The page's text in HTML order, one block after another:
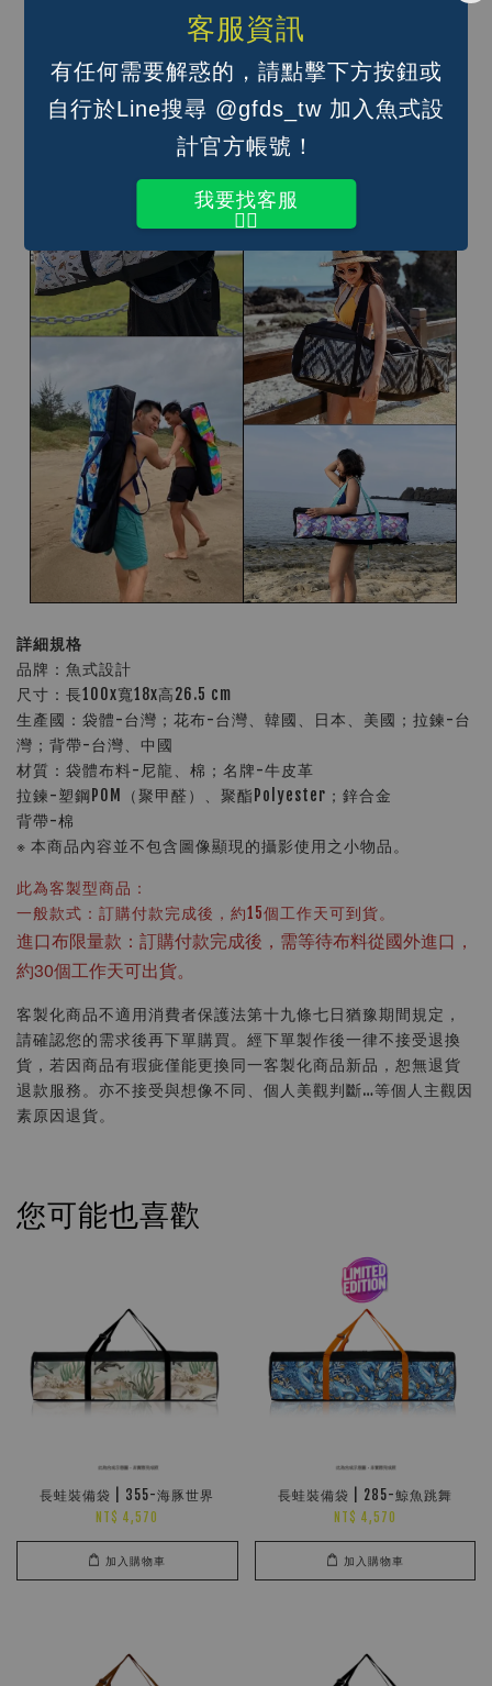
客服資訊
有任何需要解惑的，請點擊下方按鈕或
自行於Line搜尋 @gfds_tw 加入魚式設
計官方帳號！
我要找客服
👆🏽
手提（單肩背帶調到最短即可）
詳細規格
品牌：魚式設計
尺寸：長100x寬18x高26.5 cm
生產國：袋體-台灣；花布-台灣、韓國、日本、美國；拉鍊-台
灣；背帶-台灣、中國
材質：袋體布料-尼龍、棉；名牌-牛皮革
拉鍊-塑鋼POM（聚甲醛）、聚酯Polyester；鋅合金
背帶-棉
※ 本商品內容並不包含圖像顯現的攝影使用之小物品。
此為客製型商品：
一般款式：訂購付款完成後，約15個工作天可到貨。
進口布限量款：訂購付款完成後，需等待布料從國外進口，
約30個工作天可出貨。
客製化商品不適用消費者保護法第十九條七日猶豫期間規定，
請確認您的需求後再下單購買。經下單製作後一律不接受退換
貨，若因商品有瑕疵僅能更換同一客製化商品新品，恕無退貨
退款服務。亦不接受與想像不同、個人美觀判斷…等個人主觀因
素原因退貨。
您可能也喜歡
長蛙裝備袋 | 355-海豚世界
NT$ 4,570
加入購物車
長蛙裝備袋 | 285-鯨魚跳舞
NT$ 4,570
加入購物車